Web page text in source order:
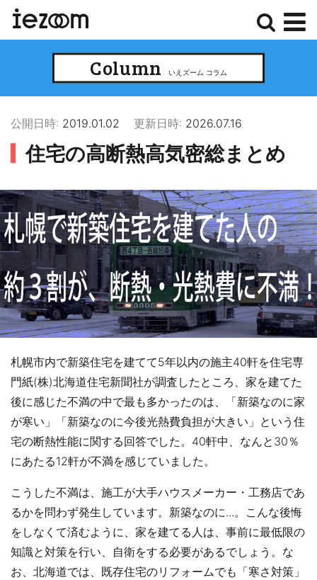
ュ
Column いえズーム コラム
公開日時: 2019.01.02 更新日時: 2026.07.16
住宅の高断熱高気密総まとめ
札幌市内で新築住宅を建てて5年以内の施主40軒を住宅専
門紙(株)北海道住宅新聞社が調査したところ、家を建てた
後に感じた不満の中で最も多かったのは、「新築なのに家
が寒い」「新築なのに今後光熱費負担が大きい」という住
宅の断熱性能に関する回答でした。40軒中、なんと30％
にあたる12軒が不満を感じていました。
こうした不満は、施工が大手ハウスメーカー・工務店であ
るかを問わず発生しています。新築なのに...。こんな後悔
をしなくて済むように、家を建てる人は、事前に最低限の
知識と対策を行い、自衛をする必要があるでしょう。な
お、北海道では、既存住宅のリフォームでも「寒さ対策」